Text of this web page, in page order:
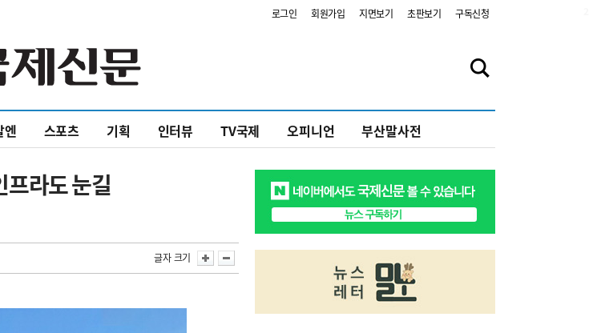
로그인 회원가입 지면보기 초판보기 구독신청
엔 스포츠 기획 인터뷰 TV국제 오피니언 부산말사전
프라도 눈길
글자 크기